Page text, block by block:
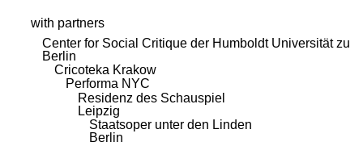
with partners
Center for Social Critique der Humboldt Universität zu
Berlin
Cricoteka Krakow
Performa NYC
Residenz des Schauspiel
Leipzig
Staatsoper unter den Linden
Berlin